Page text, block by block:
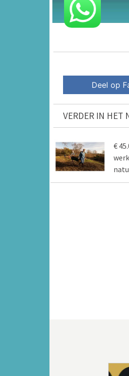
Deel op
VERDER IN HET
€